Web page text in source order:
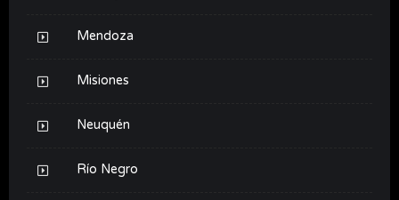
Mendoza
Misiones
Neuquén
Río Negro